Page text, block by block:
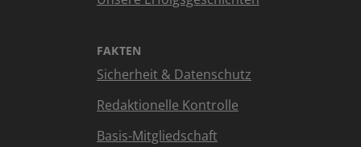
FAKTEN
Sicherheit & Datenschutz
Redaktionelle Kontrolle
Basis-Mitgliedschaft